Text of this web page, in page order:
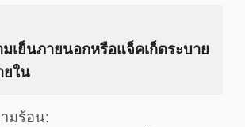
เย็นภายนอกหรือแจ็คเก็ตระบาย
ยใน
มร้อน: